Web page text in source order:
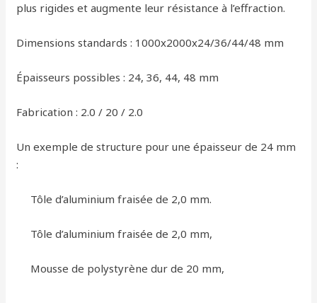
plus rigides et augmente leur résistance à l’effraction.
Dimensions standards : 1000x2000x24/36/44/48 mm
Épaisseurs possibles : 24, 36, 44, 48 mm
Fabrication : 2.0 / 20 / 2.0
Un exemple de structure pour une épaisseur de 24 mm
:
Tôle d’aluminium fraisée de 2,0 mm.
Tôle d’aluminium fraisée de 2,0 mm,
Mousse de polystyrène dur de 20 mm,